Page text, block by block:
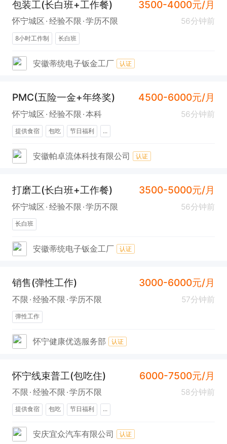
包装工(长白班+工作餐) 3500-4000元/月
怀宁城区 经验不限 学历不限 56分钟前
8小时工作制 长白班
安徽蒂统电子钣金工厂 认证
PMC(五险一金+年终奖) 4500-6000元/月
怀宁城区 经验不限 本科 56分钟前
提供食宿 包吃 节日福利 ...
安徽帕卓流体科技有限公司 认证
打磨工(长白班+工作餐) 3500-5000元/月
怀宁城区 经验不限 学历不限 56分钟前
长白班
安徽蒂统电子钣金工厂 认证
销售(弹性工作) 3000-6000元/月
不限 经验不限 学历不限 57分钟前
弹性工作
怀宁健康优选服务部 认证
怀宁线束普工(包吃住) 6000-7500元/月
不限 经验不限 学历不限 58分钟前
提供食宿 包吃 节日福利 ...
安庆宜众汽车有限公司 认证